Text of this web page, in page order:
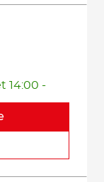
14:00 -